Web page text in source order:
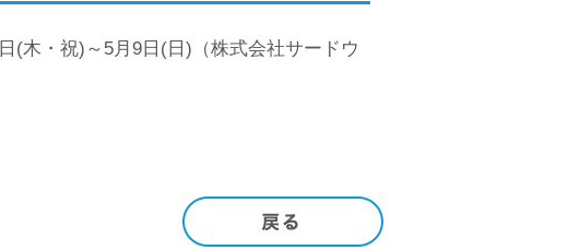
(木・祝)～5月9日(日)（株式会社サードウ